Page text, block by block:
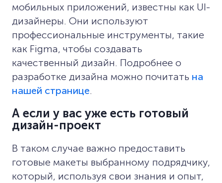
мобильных приложений, известны как UI-
дизайнеры. Они используют
профессиональные инструменты, такие
как Figma, чтобы создавать
качественный дизайн. Подробнее о
разработке дизайна можно почитать на
нашей странице.
А если у вас уже есть готовый
дизайн-проект
В таком случае важно предоставить
готовые макеты выбранному подрядчику,
который, используя свои знания и опыт,